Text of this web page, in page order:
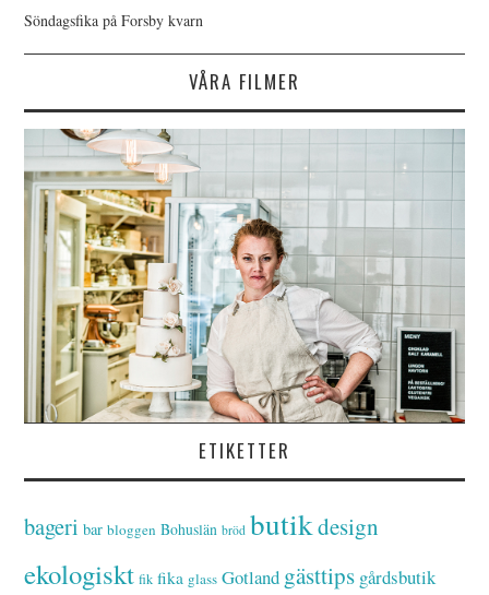
Söndagsfika på Forsby kvarn
VÅRA FILMER
ETIKETTER
bageri bar bloggen Bohuslän bröd butikdesign
ekologiskt fik fika glass Gotland gästtips gårdsbutik